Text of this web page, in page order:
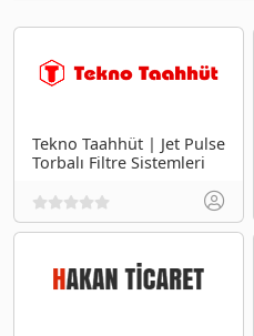
Tekno Taahhüt | Jet Pulse
Torbalı Filtre Sistemleri